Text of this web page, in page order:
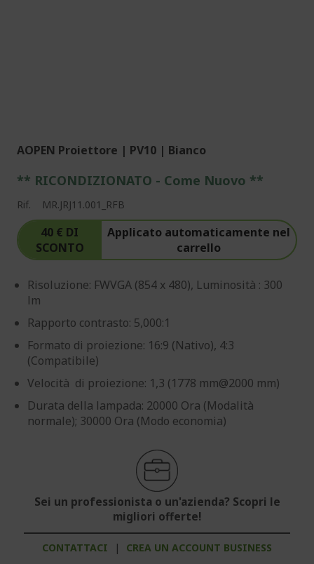
AOPEN Proiettore | PV10 | Bianco
** RICONDIZIONATO - Come Nuovo **
Rif. MR.JRJ11.001_RFB
40 € DI
SCONTO
Applicato automaticamente nel
carrello
Risoluzione: FWVGA (854 x 480), Luminosità : 300
lm
Rapporto contrasto: 5,000:1
Formato di proiezione: 16:9 (Nativo), 4:3
(Compatibile)
Velocità di proiezione: 1,3 (1778 mm@2000 mm)
Durata della lampada: 20000 Ora (Modalità
normale); 30000 Ora (Modo economia)
Sei un professionista o un'azienda? Scopri le
migliori offerte!
CONTATTACI | CREA UN ACCOUNT BUSINESS